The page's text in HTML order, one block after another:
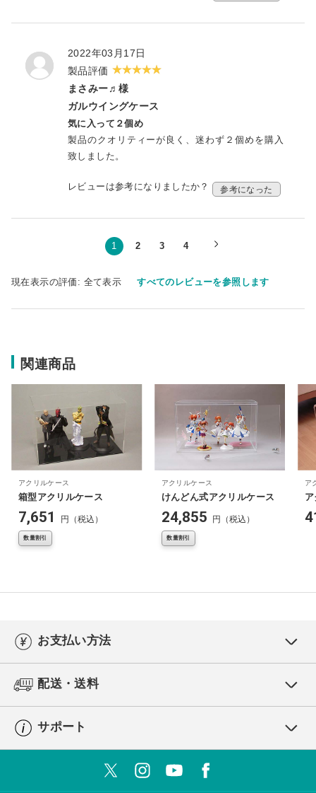
2022年03月17日
製品評価
まさみー♬様
ガルウイングケース
気に入って２個め
製品のクオリティーが良く、迷わず２個めを購入
致しました。
レビューは参考になりましたか？ 参考になった
1 2 3 4
現在表示の評価: 全て表示 すべてのレビューを参照します
関連商品
アクリルケース
箱型アクリルケース
7,651 円（税込）
数量割引
アクリルケース
けんどん式アクリルケース
24,855 円（税込）
数量割引
ア
お支払い方法
配送・送料
サポート